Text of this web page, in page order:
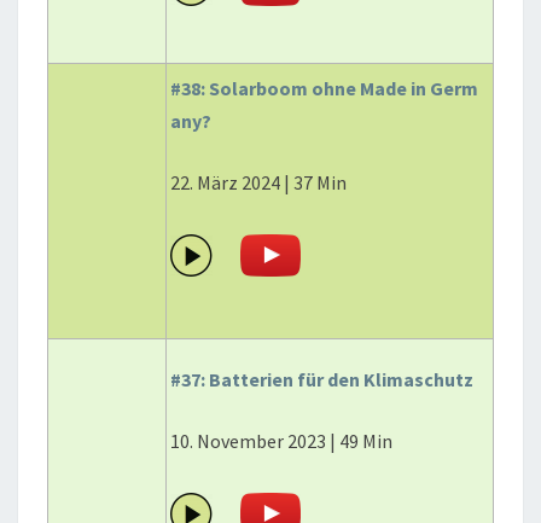
#38: Solarboom ohne Made in Germ
any?
22. März 2024 | 37 Min
#37: Batterien für den Klimaschutz
10. November 2023 | 49 Min